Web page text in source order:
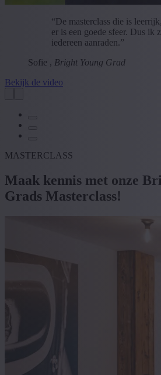
“De masterclass die is
er is een goede sfeer. Dus ik
iedereen aanraden.”
Sofie , Bright Young Grad
Bekijk de video
MASTERCLASS
Maak kennis met onze
Grads Masterclass!